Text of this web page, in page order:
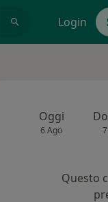
Login
Oggi
6 Ago
Questo